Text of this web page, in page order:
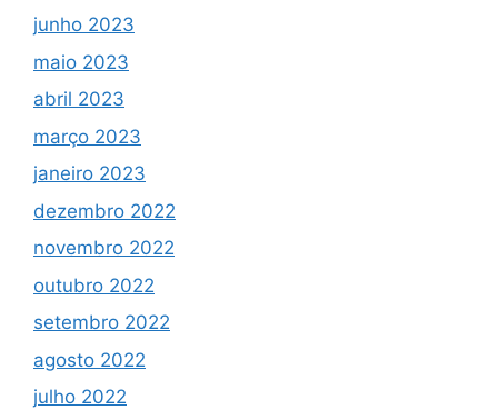
junho 2023
maio 2023
abril 2023
março 2023
janeiro 2023
dezembro 2022
novembro 2022
outubro 2022
setembro 2022
agosto 2022
julho 2022